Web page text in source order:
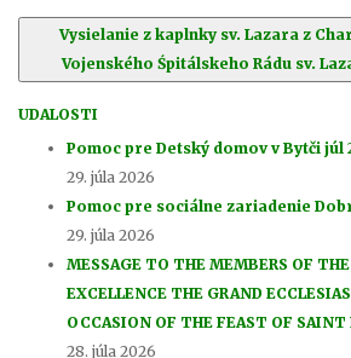
Vysielanie z kaplnky sv. Lazara z
Vojenského Śpitálskeho Rádu sv.
UDALOSTI
Pomoc pre Detský domov v Bytči júl
29. júla 2026
Pomoc pre sociálne zariadenie
29. júla 2026
MESSAGE TO THE MEMBERS OF
EXCELLENCE THE GRAND
OCCASION OF THE FEAST OF SAINT
28. júla 2026